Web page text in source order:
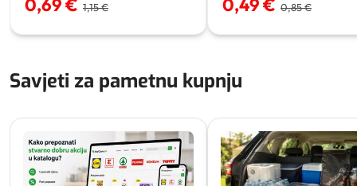
0,69 € 1,15 € 0,49 € 0,85 €
Savjeti za pametnu kupnju